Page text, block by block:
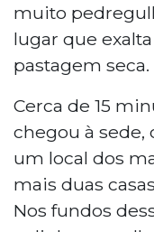
muito
lugar que
pastagem seca.
Cerca de 15
chegou à sede,
um local dos
mais duas
Nos fundos